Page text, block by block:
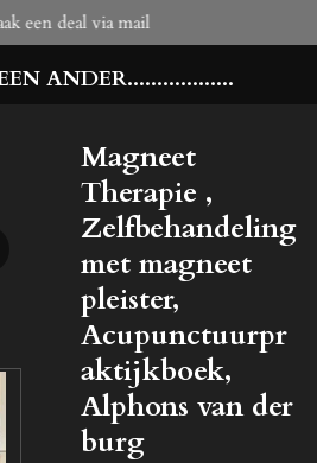
ANDER..................
een deal via mail
Magneet
Therapie ,
Zelfbehandeling
met magneet
pleister,
Acupunctuurpr
aktijkboek,
Alphons van der
burg